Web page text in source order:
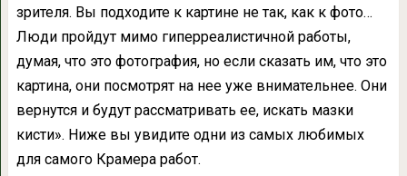
зрителя. Вы подходите к картине не так, как к фото…
Люди пройдут мимо гиперреалистичной работы,
думая, что это фотография, но если сказать им, что это
картина, они посмотрят на нее уже внимательнее. Они
вернутся и будут рассматривать ее, искать мазки
кисти». Ниже вы увидите одни из самых любимых
для самого Крамера работ.